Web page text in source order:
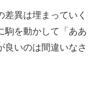
差異は埋まっていく
駒を動かして「ああ
良いのは間違いなさ